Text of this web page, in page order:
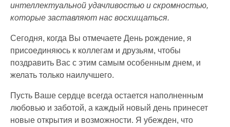
интеллектуальной удачливостью и скромностью,
которые заставляют нас восхищаться.
Сегодня, когда Вы отмечаете День рождение, я
присоединяюсь к коллегам и друзьям, чтобы
поздравить Вас с этим самым особенным днем, и
желать только наилучшего.
Пусть Ваше сердце всегда остается наполненным
любовью и заботой, а каждый новый день принесет
новые открытия и возможности. Я убежден, что